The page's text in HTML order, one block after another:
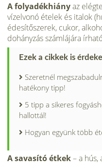
A folyadékhiányaz
vízelvonó ételek és italok
édesítőszerek, cukor,
dohányzás számlájára
Ezek a cikkek is
Szeretnél
hatékony tipp!
5 tipp a sikeres
hallottál!
Hogyan együnk több
A savasító étkek– a hús,